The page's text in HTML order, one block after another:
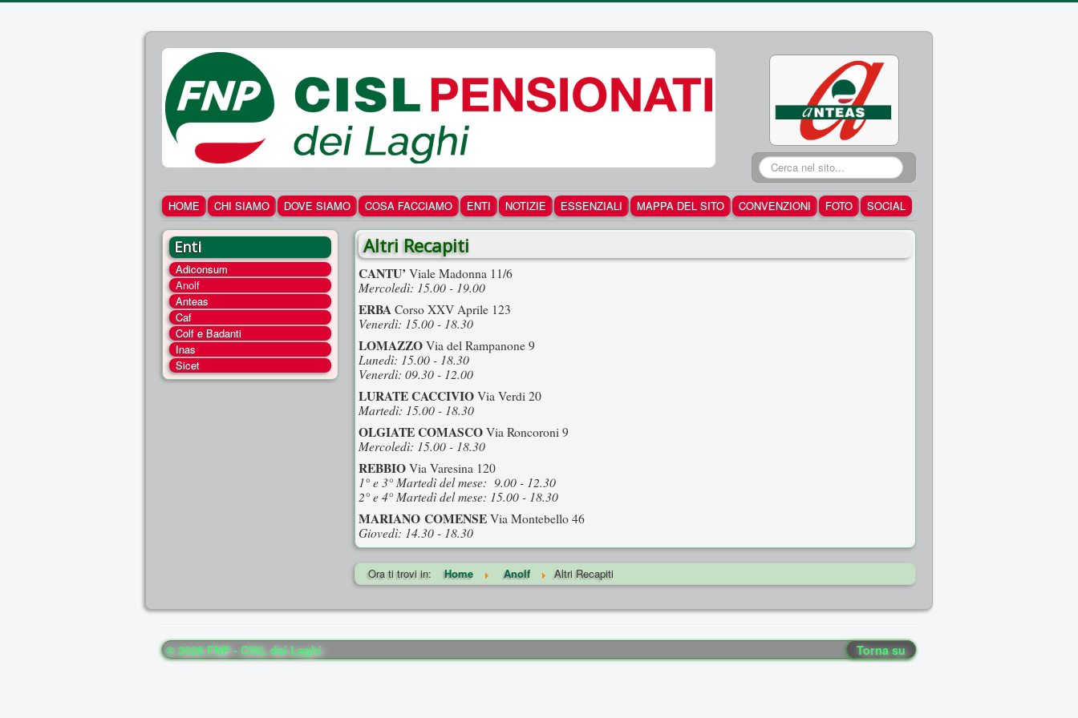
Cerca...
HOME CHI SIAMO DOVE SIAMO COSA FACCIAMO ENTI NOTIZIE ESSENZIALI MAPPA DEL SITO CONVENZIONI FOTO SOCIAL
Enti
Adiconsum
Anolf
Anteas
Caf
Colf e Badanti
Inas
Sicet
Altri Recapiti
CANTU’ Viale Madonna 11/6
Mercoledì: 15.00 - 19.00
ERBA Corso XXV Aprile 123
Venerdì: 15.00 - 18.30
LOMAZZO Via del Rampanone 9
Lunedì: 15.00 - 18.30
Venerdì: 09.30 - 12.00
LURATE CACCIVIO Via Verdi 20
Martedì: 15.00 - 18.30
OLGIATE COMASCO Via Roncoroni 9
Mercoledì: 15.00 - 18.30
REBBIO Via Varesina 120
1° e 3° Martedì del mese: 9.00 - 12.30
2° e 4° Martedì del mese: 15.00 - 18.30
MARIANO COMENSE Via Montebello 46
Giovedì: 14.30 - 18.30
Ora ti trovi in: Home Anolf Altri Recapiti
Torna su
© 2026 FNP - CISL dei Laghi